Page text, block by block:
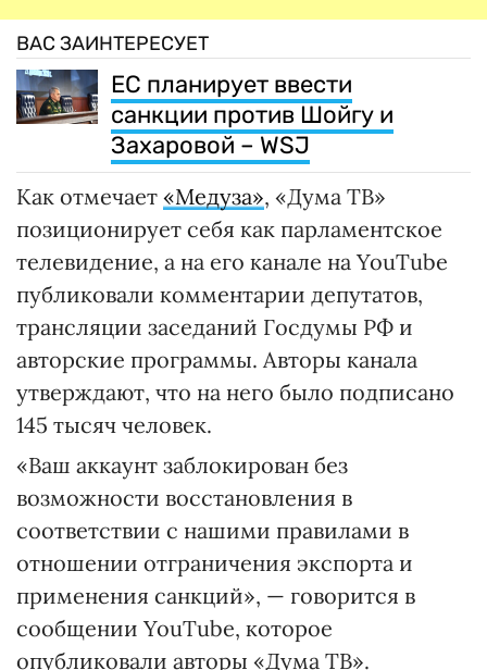
ВАС ЗАИНТЕРЕСУЕТ
ЕС планирует ввести
санкции против Шойгу и
Захаровой – WSJ
Как отмечает «Медуза», «Дума ТВ»
позиционирует себя как парламентское
телевидение, а на его канале на YouTube
публиковали комментарии депутатов,
трансляции заседаний Госдумы РФ и
авторские программы. Авторы канала
утверждают, что на него было подписано
145 тысяч человек.
«Ваш аккаунт заблокирован без
возможности восстановления в
соответствии с нашими правилами в
отношении отграничения экспорта и
применения санкций», — говорится в
сообщении YouTube, которое
опубликовали авторы «Дума ТВ».